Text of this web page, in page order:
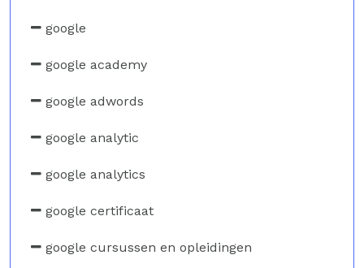
google
google academy
google adwords
google analytic
google analytics
google certificaat
google cursussen en opleidingen